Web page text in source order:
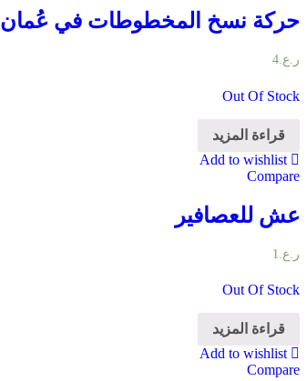
حركة نسخ المخطوطات في عُمان
ر.ع.4
Out Of Stock
قراءة المزيد
Add to wishlist
Compare
عش للعصافير
ر.ع. 1
Out Of Stock
قراءة المزيد
Add to wishlist
Compare